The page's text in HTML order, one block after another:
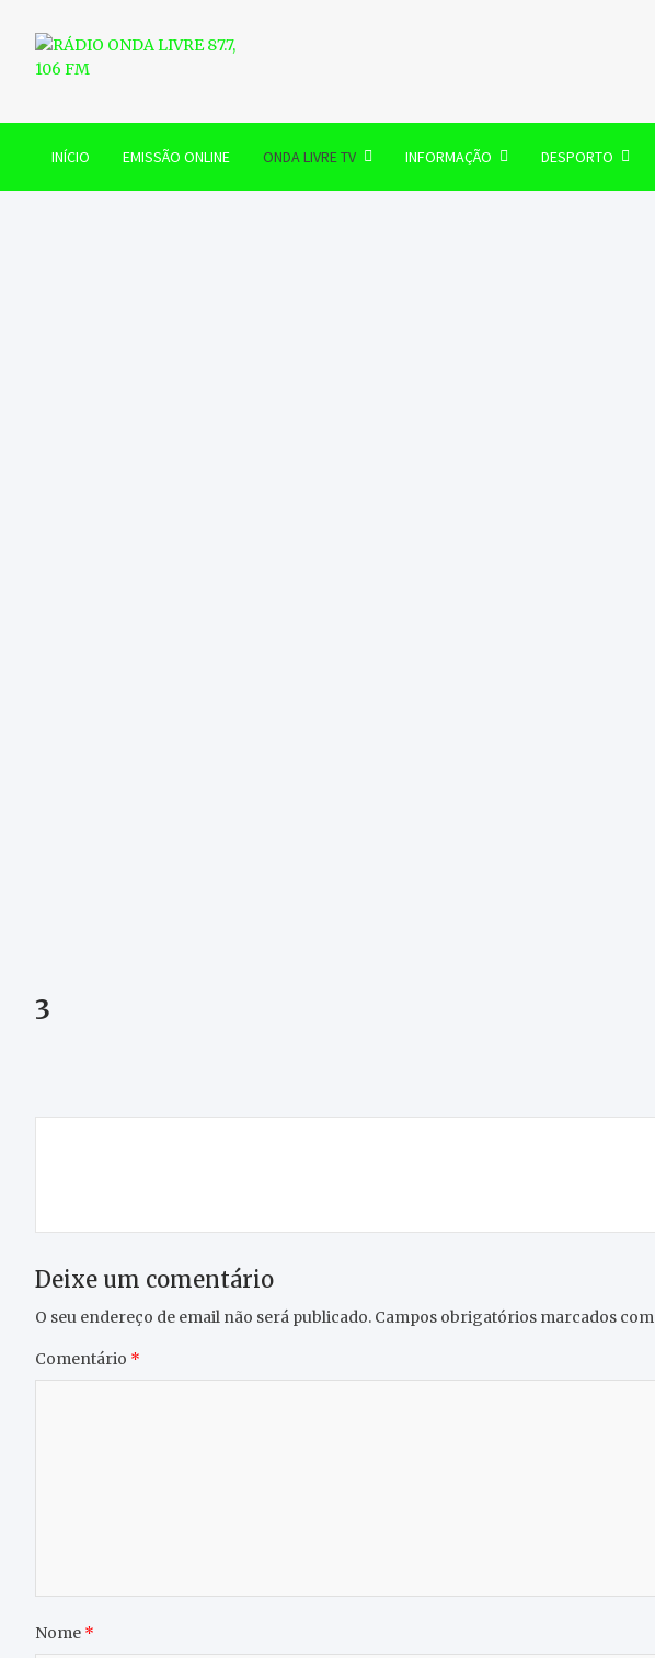
content
RÁDIO ONDA LIVRE 87.7, 106 FM
INÍCIO EMISSÃO ONLINE ONDA LIVRE TV INFORMAÇÃO DESPORTO
3
artigos
Deixe um comentário
O seu endereço de email não será publicado. Campos obrigatórios marcados com
Comentário *
Nome *